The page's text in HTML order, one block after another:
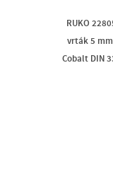
RUKO
vrták 5
Cobalt DIN